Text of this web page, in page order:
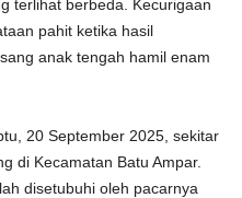
terlihat berbeda. Kecurigaan
pahit ketika hasil
anak tengah hamil enam
20 September 2025, sekitar
di Kecamatan Batu Ampar.
disetubuhi oleh pacarnya